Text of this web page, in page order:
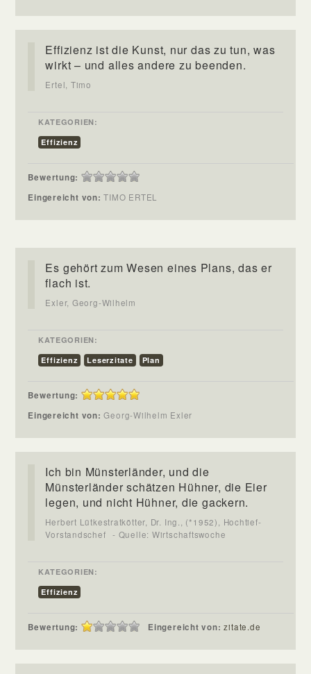
Effizienz ist die Kunst, nur das zu tun, was
wirkt – und alles andere zu beenden.
Ertel, Timo
KATEGORIEN:
Effizienz
Bewertung:
Eingereicht von:TIMO ERTEL
Es gehört zum Wesen eines Plans, das er
flach ist.
Exler, Georg-Wilhelm
KATEGORIEN:
Effizienz
Leserzitate Plan
Bewertung:
Eingereicht von:Georg-Wilhelm Exler
Ich bin Münsterländer, und die
Münsterländer schätzen Hühner, die Eier
legen, und nicht Hühner, die gackern.
Herbert Lütkestratkötter, Dr. Ing., (*1952), Hochtief-
Vorstandschef
- Quelle: Wirtschaftswoche
KATEGORIEN:
Effizienz
Bewertung: Eingereicht von:zitate.de